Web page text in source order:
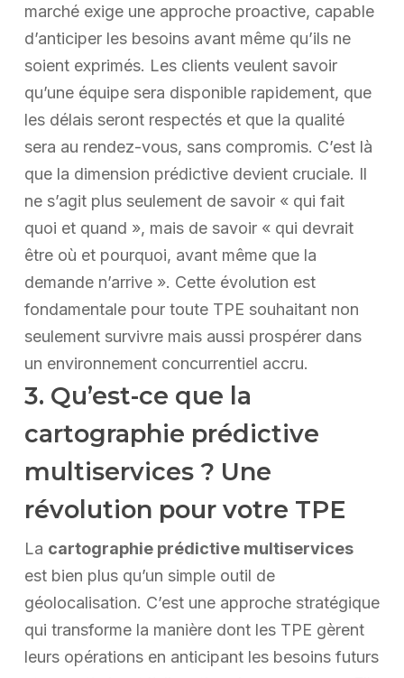
marché exige une approche proactive, capable
d’anticiper les besoins avant même qu’ils ne
soient exprimés. Les clients veulent savoir
qu’une équipe sera disponible rapidement, que
les délais seront respectés et que la qualité
sera au rendez-vous, sans compromis. C’est là
que la dimension prédictive devient cruciale. Il
ne s’agit plus seulement de savoir « qui fait
quoi et quand », mais de savoir « qui devrait
être où et pourquoi, avant même que la
demande n’arrive ». Cette évolution est
fondamentale pour toute TPE souhaitant non
seulement survivre mais aussi prospérer dans
un environnement concurrentiel accru.
3. Qu’est-ce que la
cartographie prédictive
multiservices ? Une
révolution pour votre TPE
La cartographie prédictive multiservices
est bien plus qu’un simple outil de
géolocalisation. C’est une approche stratégique
qui transforme la manière dont les TPE gèrent
leurs opérations en anticipant les besoins futurs